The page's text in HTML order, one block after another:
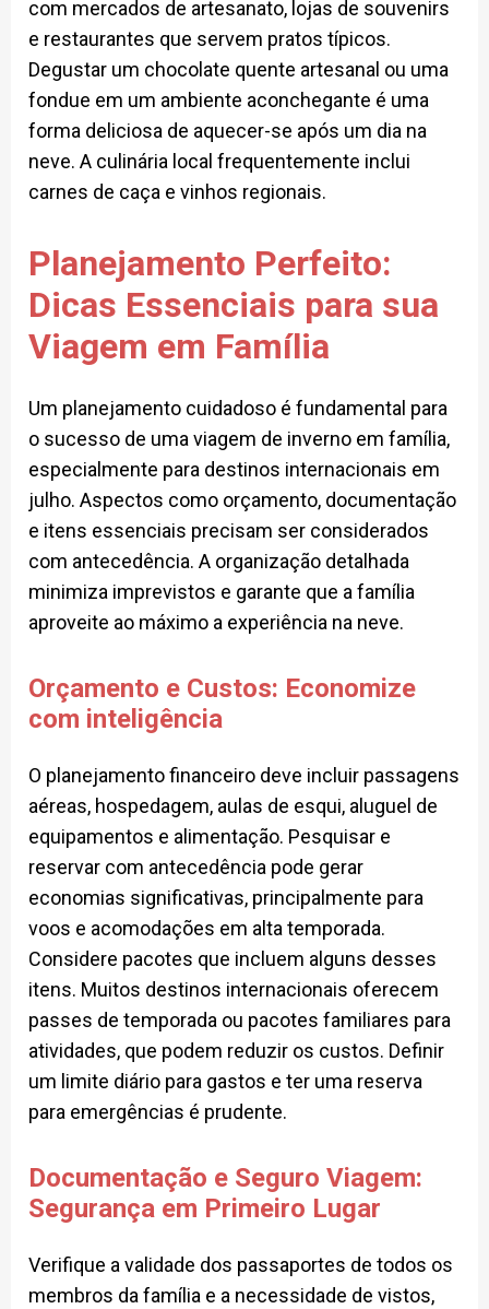
com mercados de artesanato, lojas de souvenirs
e restaurantes que servem pratos típicos.
Degustar um chocolate quente artesanal ou uma
fondue em um ambiente aconchegante é uma
forma deliciosa de aquecer-se após um dia na
neve. A culinária local frequentemente inclui
carnes de caça e vinhos regionais.
Planejamento Perfeito:
Dicas Essenciais para sua
Viagem em Família
Um planejamento cuidadoso é fundamental para
o sucesso de uma viagem de inverno em família,
especialmente para destinos internacionais em
julho. Aspectos como orçamento, documentação
e itens essenciais precisam ser considerados
com antecedência. A organização detalhada
minimiza imprevistos e garante que a família
aproveite ao máximo a experiência na neve.
Orçamento e Custos: Economize
com inteligência
O planejamento financeiro deve incluir passagens
aéreas, hospedagem, aulas de esqui, aluguel de
equipamentos e alimentação. Pesquisar e
reservar com antecedência pode gerar
economias significativas, principalmente para
voos e acomodações em alta temporada.
Considere pacotes que incluem alguns desses
itens. Muitos destinos internacionais oferecem
passes de temporada ou pacotes familiares para
atividades, que podem reduzir os custos. Definir
um limite diário para gastos e ter uma reserva
para emergências é prudente.
Documentação e Seguro Viagem:
Segurança em Primeiro Lugar
Verifique a validade dos passaportes de todos os
membros da família e a necessidade de vistos,